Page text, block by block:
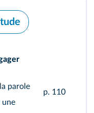
parole
une
p. 110